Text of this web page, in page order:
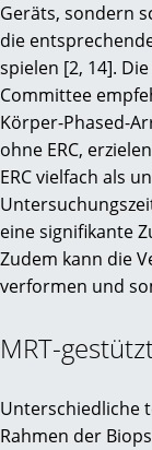
Geräts, sondern
die
spielen [2, 14].
Committee
Körper-Phased-
ohne ERC,
ERC vielfach als
eine signifikante
Zudem kann die
verformen und
MRT-
Unterschiedliche
Rahmen der